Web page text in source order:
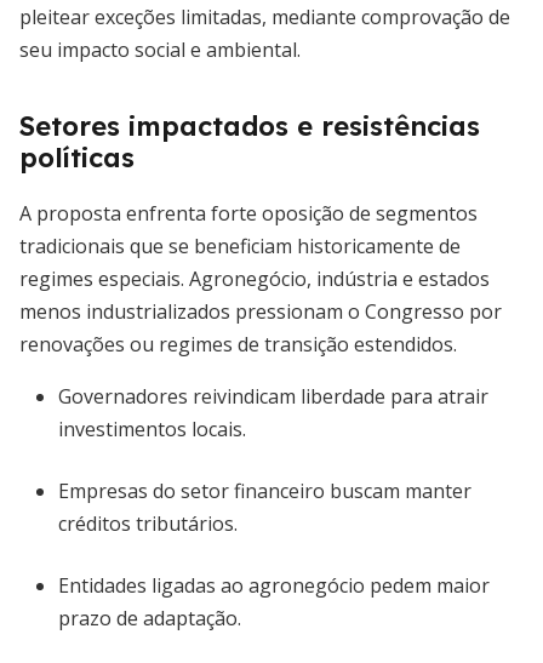
pleitear exceções limitadas, mediante comprovação de
seu impacto social e ambiental.
Setores impactados e resistências
políticas
A proposta enfrenta forte oposição de segmentos
tradicionais que se beneficiam historicamente de
regimes especiais. Agronegócio, indústria e estados
menos industrializados pressionam o Congresso por
renovações ou regimes de transição estendidos.
Governadores reivindicam liberdade para atrair
investimentos locais.
Empresas do setor financeiro buscam manter
créditos tributários.
Entidades ligadas ao agronegócio pedem maior
prazo de adaptação.